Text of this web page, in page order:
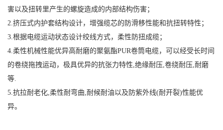
害以及扭转里产生的螺旋造成的内部结构伤害；
2.挤压式内护套结构设计，增强缆芯的防滑移性能和抗扭转特性；
3.根据电缆运动状态设计绞线方式，柔性防扭成缆；
4.柔性机械性能优异高耐磨的聚氨酯PUR卷筒电缆，可以经受长时间
的卷绕拖拽运动，极具优异的抗张力特性,绝缘耐压,卷绕耐压,耐磨
等.
5.抗拉耐老化,柔性耐弯曲,耐候耐油以及防紫外线(耐开裂)性能优
异。